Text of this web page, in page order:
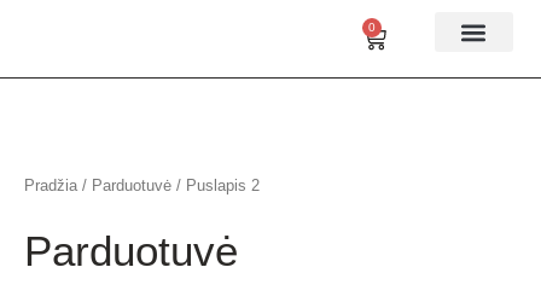
0
Cart
Pradžia / Parduotuvė / Puslapis 2
Parduotuvė